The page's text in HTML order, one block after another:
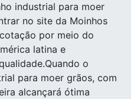
industrial para moer
no site da Moinhos
por meio do
latina e
o
para moer grãos, com
alcançará ótima